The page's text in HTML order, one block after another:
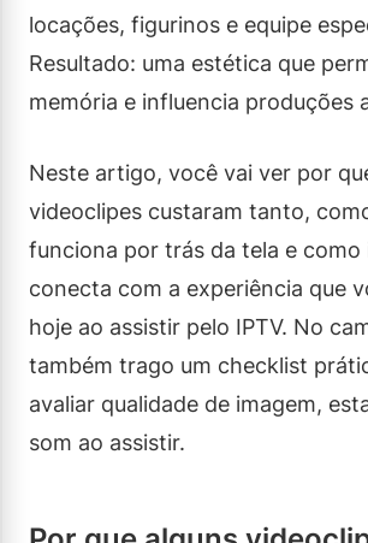
locações, figurinos e equipe
Resultado: uma estética que
memória e influencia produções
Neste artigo, você vai ver por
videoclipes custaram tanto,
funciona por trás da tela e como
conecta com a experiência que
hoje ao assistir pelo IPTV. No
também trago um checklist
avaliar qualidade de imagem,
som ao assistir.